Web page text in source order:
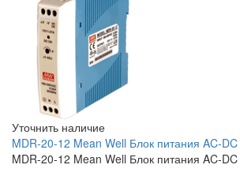
Уточнить наличие
MDR-20-12 Mean Well Блок питания AC-
MDR-20-12 Mean Well Блок питания AC-